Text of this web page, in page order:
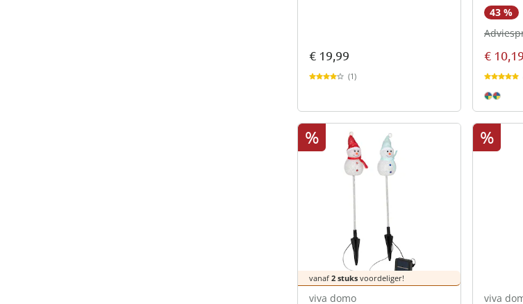
€ 19,99
(1)
43 %
€ 10,19
%
vanaf 2 stuks voordeliger!
viva domo
%
viva